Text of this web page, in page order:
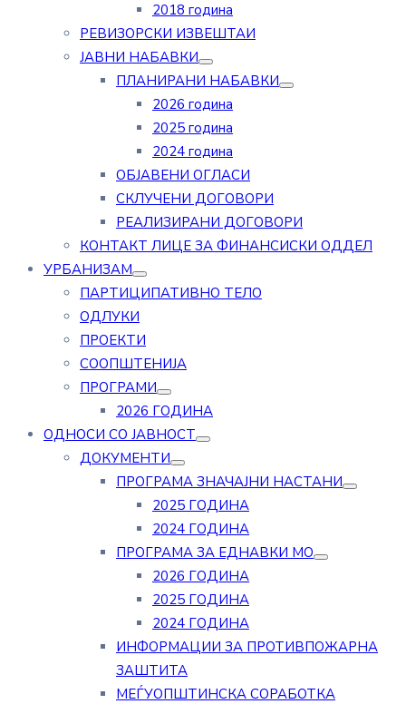
2018 година
РЕВИЗОРСКИ ИЗВЕШТАИ
ЈАВНИ НАБАВКИ
ПЛАНИРАНИ НАБАВКИ
2026 година
2025 година
2024 година
ОБЈАВЕНИ ОГЛАСИ
СКЛУЧЕНИ ДОГОВОРИ
РЕАЛИЗИРАНИ ДОГОВОРИ
КОНТАКТ ЛИЦЕ ЗА ФИНАНСИСКИ ОДДЕЛ
УРБАНИЗАМ
ПАРТИЦИПАТИВНО ТЕЛО
ОДЛУКИ
ПРОЕКТИ
СООПШТЕНИЈА
ПРОГРАМИ
2026 ГОДИНА
ОДНОСИ СО ЈАВНОСТ
ДОКУМЕНТИ
ПРОГРАМА ЗНАЧАЈНИ НАСТАНИ
2025 ГОДИНА
2024 ГОДИНА
ПРОГРАМА ЗА ЕДНАВКИ МО
2026 ГОДИНА
2025 ГОДИНА
2024 ГОДИНА
ИНФОРМАЦИИ ЗА ПРОТИВПОЖАРНА
ЗАШТИТА
МЕЃУОПШТИНСКА СОРАБОТКА